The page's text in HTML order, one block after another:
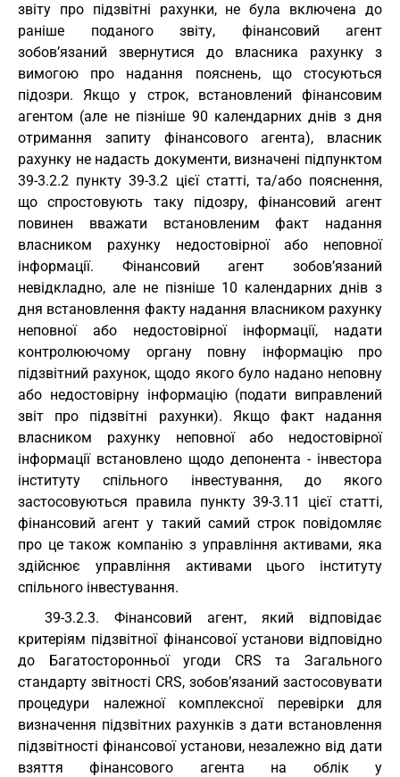
звіту про підзвітні рахунки, не була включена до
раніше поданого звіту, фінансовий агент
зобов’язаний звернутися до власника рахунку з
вимогою про надання пояснень, що стосуються
підозри. Якщо у строк, встановлений фінансовим
агентом (але не пізніше 90 календарних днів з дня
отримання запиту фінансового агента), власник
рахунку не надасть документи, визначені підпунктом
39-3.2.2 пункту 39-3.2 цієї статті, та/або пояснення,
що спростовують таку підозру, фінансовий агент
повинен вважати встановленим факт надання
власником рахунку недостовірної або неповної
інформації. Фінансовий агент зобов’язаний
невідкладно, але не пізніше 10 календарних днів з
дня встановлення факту надання власником рахунку
неповної або недостовірної інформації, надати
контролюючому органу повну інформацію про
підзвітний рахунок, щодо якого було надано неповну
або недостовірну інформацію (подати виправлений
звіт про підзвітні рахунки). Якщо факт надання
власником рахунку неповної або недостовірної
інформації встановлено щодо депонента - інвестора
інституту спільного інвестування, до якого
застосовуються правила пункту 39-3.11 цієї статті,
фінансовий агент у такий самий строк повідомляє
про це також компанію з управління активами, яка
здійснює управління активами цього інституту
спільного інвестування.
39-3.2.3. Фінансовий агент, який відповідає
критеріям підзвітної фінансової установи відповідно
до Багатосторонньої угоди CRS та Загального
стандарту звітності CRS, зобов’язаний застосовувати
процедури належної комплексної перевірки для
визначення підзвітних рахунків з дати встановлення
підзвітності фінансової установи, незалежно від дати
взяття фінансового агента на облік у